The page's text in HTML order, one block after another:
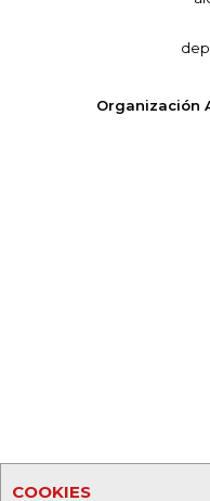
COOKIES
Organización